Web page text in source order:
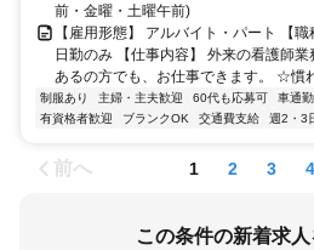
前・金曜・土曜午前)
【雇用形態】 アルバイト・パート 【
日勤のみ 【仕事内容】 外来の看護師
あるの方でも、お仕事できます。 ☆慣
制服あり 主婦・主夫歓迎 60代も応募可 車通
有資格者歓迎
ブランクOK 交通費支給 週2・3
前へ 1 2 3 4
この条件の新着求